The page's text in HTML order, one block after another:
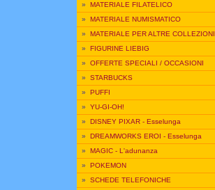
» MATERIALE FILATELICO
» MATERIALE NUMISMATICO
» MATERIALE PER ALTRE COLLEZIONI
» FIGURINE LIEBIG
» OFFERTE SPECIALI / OCCASIONI
» STARBUCKS
» PUFFI
» YU-GI-OH!
» DISNEY PIXAR - Esselunga
» DREAMWORKS EROI - Esselunga
» MAGIC - L'adunanza
» POKEMON
» SCHEDE TELEFONICHE